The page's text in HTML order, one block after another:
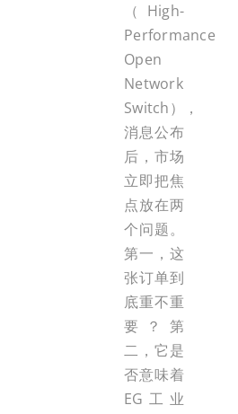
（High-
Performance
Open
Network
Switch），
消息公布
后，市场
立即把焦
点放在两
个问题。
第一，这
张订单到
底重不重
要？第
二，它是
否意味着
EG工业